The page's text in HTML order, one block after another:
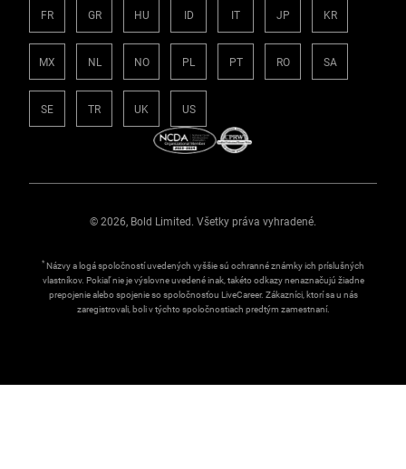
FR GR HU ID IT JP KR
MX NL NO PL PT RO SA
SE TR UK US
© 2026, Bold Limited. Všetky práva vyhradené.
* Názvy a logá spoločností uvedených vyššie sú ochranné známky ich príslušných
vlastníkov. Pokiaľ nie je výslovne uvedené inak, takéto odkazy nenaznačujú žiadne
prepojenie alebo spojenie so spoločnosťou LiveCareer. Zákazníci, ktorí sa u nás
zaregistrovali, boli v týchto spoločnostiach predtým zamestnaní.